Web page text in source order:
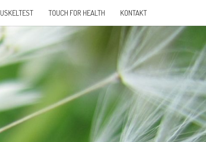
TOUCH FOR HEALTH KONTAKT